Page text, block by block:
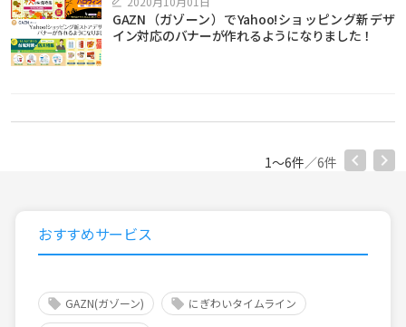
GAZN（ガゾーン）でYahoo!ショッピング新デザ
イン対応のバナーが作れるようになりました！
1〜6件／6件
おすすめサービス
GAZN(ガゾーン)
にぎわいタイムライン